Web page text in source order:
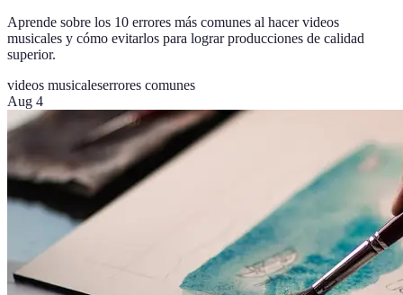
Aprende sobre los 10 errores más comunes al hacer videos
musicales y cómo evitarlos para lograr producciones de calidad
superior.
videos musicaleserrores comunes
Aug 4